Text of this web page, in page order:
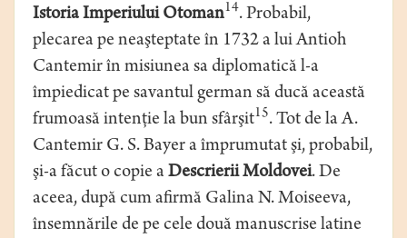
Istoria Imperiului Otoman14. Probabil,
plecarea pe neaşteptate în 1732 a lui Antioh
Cantemir în misiunea sa diplomatică l-a
împiedicat pe savantul german să ducă această
frumoasă intenţie la bun sfârşit15. Tot de la A.
Cantemir G. S. Bayer a împrumutat şi, probabil,
şi-a făcut o copie a Descrierii Moldovei. De
aceea, după cum afirmă Galina N. Moiseeva,
însemnările de pe cele două manuscrise latine